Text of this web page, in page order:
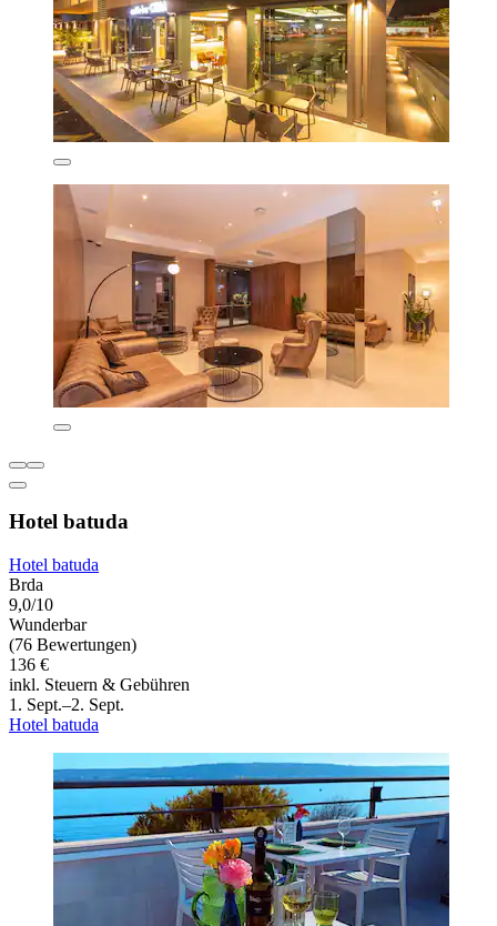
Hotel batuda
Hotel batuda
Brda
9,0/10
Wunderbar
(76 Bewertungen)
136 €
inkl. Steuern & Gebühren
1. Sept.–2. Sept.
Hotel batuda